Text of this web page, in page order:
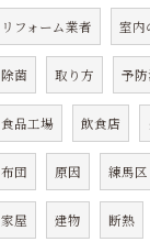
リフォーム業者 室内
除菌 取り方 予
食品工場 飲食店
布団 原因 練馬区
家屋 建物 断熱